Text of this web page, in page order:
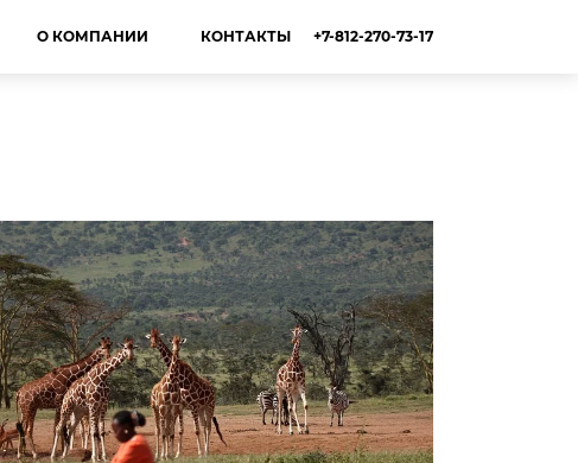
О КОМПАНИИ КОНТАКТЫ +7-812-270-73-17